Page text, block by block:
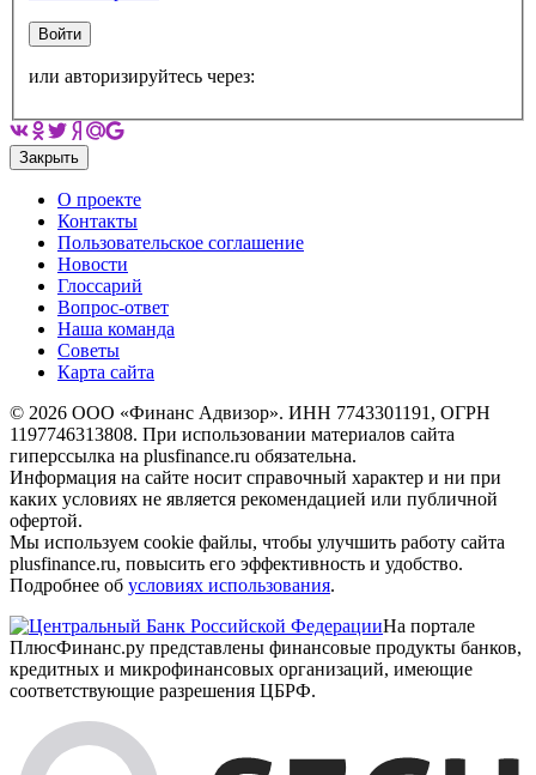
Войти
или авторизируйтесь через:
Закрыть
О проекте
Контакты
Пользовательское соглашение
Новости
Глоссарий
Вопрос-ответ
Наша команда
Советы
Карта сайта
© 2026 ООО «Финанс Адвизор». ИНН 7743301191, ОГРН
1197746313808. При использовании материалов сайта
гиперссылка на plusfinance.ru обязательна.
Информация на сайте носит справочный характер и ни при
каких условиях не является рекомендацией или публичной
офертой.
Мы используем cookie файлы, чтобы улучшить работу сайта
plusfinance.ru, повысить его эффективность и удобство.
Подробнее об условиях использования.
На портале
ПлюсФинанс.ру представлены финансовые продукты банков,
кредитных и микрофинансовых организаций, имеющие
соответствующие разрешения ЦБРФ.